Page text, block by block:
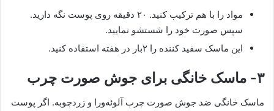
مواد را با هم ترکیب کنید. ۲۰ دقیقه روی پوست نگه دارید.
سپس صورت خود را شستشو نمایید.
این ماسک سفید کننده را ۲بار در هفته استفاده کنید.
۳- ماسک خانگی برای جوش صورت چرب
ماسک خانگی ضد جوش صورت چرب آلوئه‌ورا و زردچوبه. اگر پوست